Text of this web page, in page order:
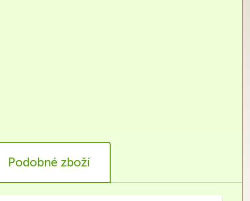
Podobné zboží